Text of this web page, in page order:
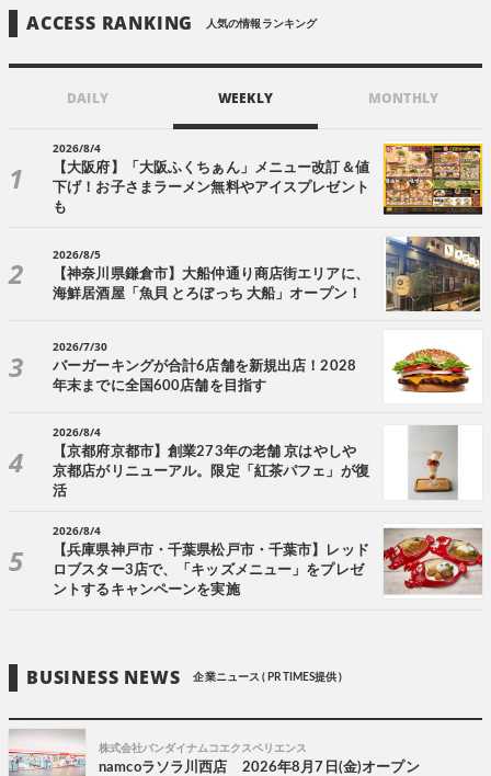
ACCESS RANKING 人気の情報ランキング
DAILY WEEKLY MONTHLY
2026/8/4
【大阪府】「大阪ふくちぁん」メニュー改訂＆値
下げ！お子さまラーメン無料やアイスプレゼント
も
2026/8/5
【神奈川県鎌倉市】大船仲通り商店街エリアに、
海鮮居酒屋「魚貝 とろぼっち 大船」オープン！
2026/7/30
バーガーキングが合計6店舗を新規出店！2028
年末までに全国600店舗を目指す
2026/8/4
【京都府京都市】創業273年の老舗 京はやしや
京都店がリニューアル。限定「紅茶パフェ」が復
活
2026/8/4
【兵庫県神戸市・千葉県松戸市・千葉市】レッド
ロブスター3店で、「キッズメニュー」をプレゼ
ントするキャンペーンを実施
BUSINESS NEWS 企業ニュース ( PR TIMES提供 )
株式会社バンダイナムコエクスペリエンス
namcoラソラ川西店 2026年8月7日(金)オープン